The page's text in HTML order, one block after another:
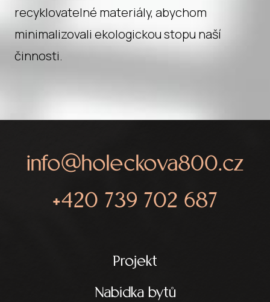
recyklovatelné materiály, abychom
minimalizovali ekologickou stopu naší
činnosti.
info@holeckova800.cz
+420 739 702 687
Projekt
Nabídka bytů